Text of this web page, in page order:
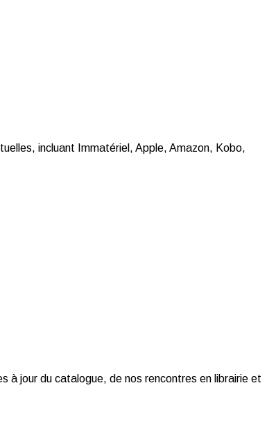
incluant Immatériel, Apple, Amazon, Kobo,
à jour du catalogue, de nos rencontres en librairie et